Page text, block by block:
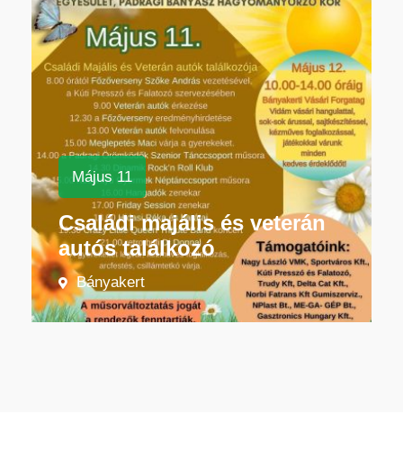
Május 11
Családi majális és veterán
autós találkozó
Bányakert